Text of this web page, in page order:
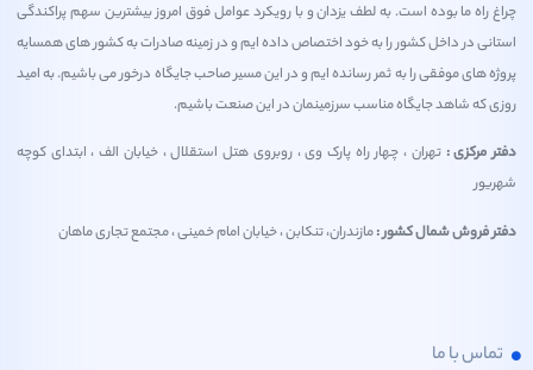
راه ما بوده است. به لطف یزدان و با رویکرد عوامل فوق امروز بیشترین سهم پراکندگی
در داخل کشور را به خود اختصاص داده ایم و در زمینه صادرات به کشور های همسایه
های موفقی را به ثمر رسانده ایم و در این مسیر صاحب جایگاه درخور می باشیم. به امید
که شاهد جایگاه مناسب سرزمینمان در این صنعت باشیم.
مرکزی :تهران ، چهار راه پارک وی ، روبروی هتل استقلال ، خیابان الف ، ابتدای کوچه
فروش شمال کشور :مازندران، تنکابن ، خیابان امام خمینی ، مجتمع تجاری ماهان
با ما